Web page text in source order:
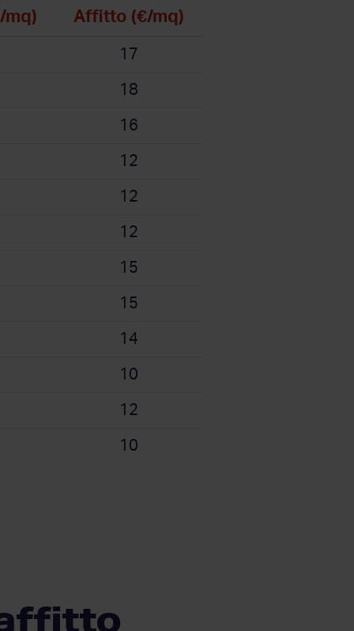
mq) Affitto (€/mq)
17
18
16
12
12
12
15
15
14
10
12
10